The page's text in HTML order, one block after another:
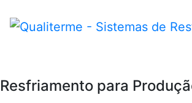
Resfriamento para